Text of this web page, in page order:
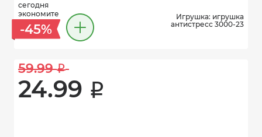
сегодня
экономите
-45%
Игрушка: игрушка
антистресс 3000-23
59.99 i
24.99 i